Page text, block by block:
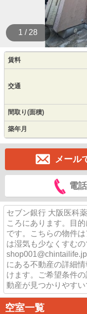
1 / 28
賃料
交通
間取り(面積)
築年月
メール
電
セブン銀行 大阪医科
ころにあります。目
です。こちらの物件
は湿気も少なくすむの
にある不動産の詳細
けます。ご希望条件
動産が見つかりやすい
空室一覧